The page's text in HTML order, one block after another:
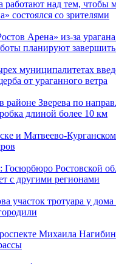
работают над тем, чтобы
состоялся со зрителями
Арена» из-за
планируют
муниципалитетах
от ураганного ветра
Зверева по
длиной более 10 км
и Матвеево-Курганском
Госюрбюро Ростовской
с другими регионами
участок тротуара у
Михаила